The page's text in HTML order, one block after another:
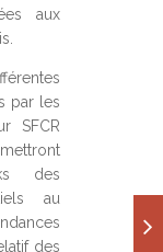
aux
par les
SFCR
des
au
des